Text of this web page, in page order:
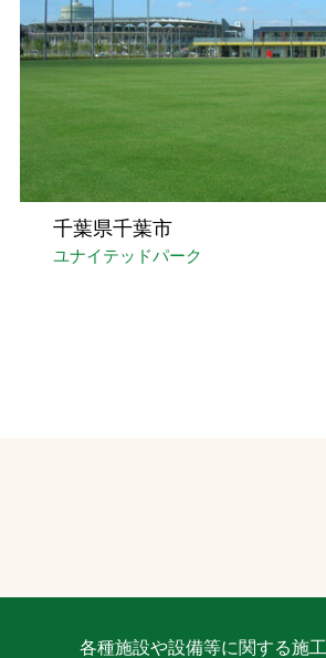
千葉県千葉市
ユナイテッドパーク
各種施設や設備等に関する施